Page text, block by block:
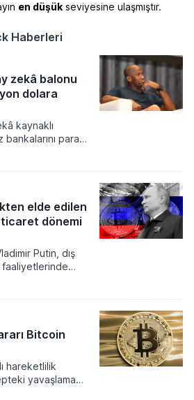
en düşük seviyesine ulaşmıştır.
Haberleri
zekâ balonu
dolara
kaynaklı
para
bu durumun
kredi krizinin
açacağını belirtti
hızlı tepki veren
elde edilen
dönemi
Putin, dış
onay veren
belirli şartlar
kıymet
olanak sağlanıyor.
Bitcoin
hareketlilik
yavaşlama
ABD Merkez